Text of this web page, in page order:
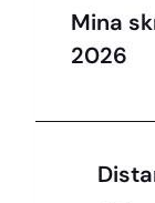
Mina
2026